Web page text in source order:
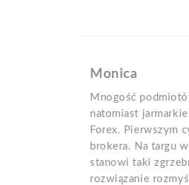
Monica
Mnogość
natomiast
Forex. Pierwszym
brokera. Na targu
stanowi taki
rozwiązanie